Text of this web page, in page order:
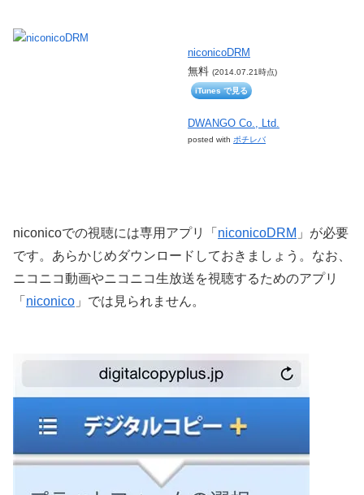
niconicoDRM
無料 (2014.07.21時点)
iTunes で見る
DWANGO Co., Ltd.
posted with ポチレバ
niconicoでの視聴には専用アプリ「 niconicoDRM 」が必要
です。あらかじめダウンロードしておきましょう。なお、
ニコニコ動画やニコニコ生放送を視聴するためのアプリ
「 niconico 」では見られません。